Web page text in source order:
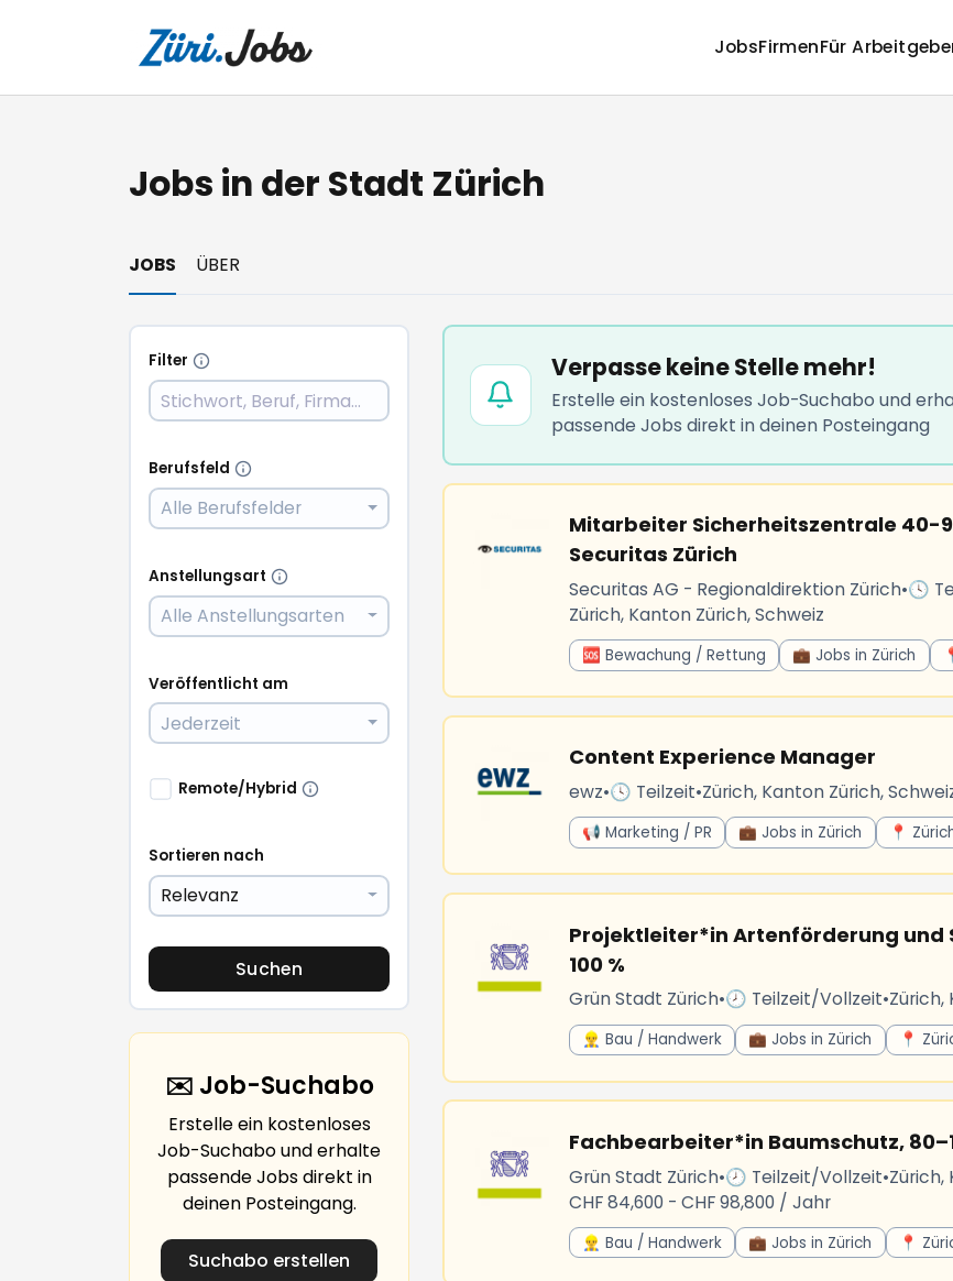
JobsFirmenFür
Jobs in der Stadt Zürich
JOBS ÜBER
Verpasse keine Stelle mehr!
Erstelle ein kostenloses Job-Suchabo und
passende Jobs direkt in deinen Posteingang
Mitarbeiter Sicherheitszentrale 40-
Securitas Zürich
Securitas AG - Regionaldirektion Zürich•🕓
Zürich, Kanton Zürich, Schweiz
🆘 Bewachung / Rettung 💼 Jobs in Zürich
Content Experience Manager
ewz•🕓 Teilzeit•Zürich, Kanton Zürich,
📢 Marketing / PR 💼 Jobs in Zürich 📍
Projektleiter*in Artenförderung und
100 %
Grün Stadt Zürich•🕗 Teilzeit/Vollzeit•Zürich,
👷‍♂️ Bau / Handwerk 💼 Jobs in Zürich 📍
Fachbearbeiter*in Baumschutz,
Grün Stadt Zürich•🕗 Teilzeit/Vollzeit•Zürich,
CHF 84,600 - CHF 98,800 / Jahr
👷‍♂️ Bau / Handwerk 💼 Jobs in Zürich 📍
Filter
Berufsfeld
Alle Berufsfelder
Anstellungsart
Alle Anstellungsarten
Veröffentlicht am
Jederzeit
Remote/Hybrid
Sortieren nach
Relevanz
Suchen
✉️ Job-Suchabo
Erstelle ein kostenloses
Job-Suchabo und erhalte
passende Jobs direkt in
deinen Posteingang.
Suchabo erstellen